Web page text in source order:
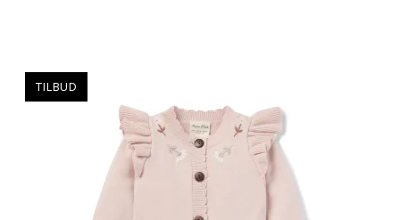
TILBUD